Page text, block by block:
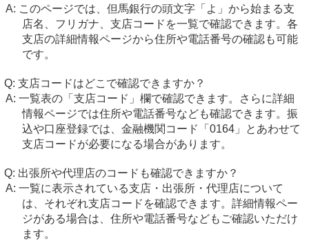
このページでは、但馬銀行の頭文字「よ」から始まる支
店名、フリガナ、支店コードを一覧で確認できます。各
支店の詳細情報ページから住所や電話番号の確認も可能
です。
支店コードはどこで確認できますか？
一覧表の「支店コード」欄で確認できます。さらに詳細
情報ページでは住所や電話番号なども確認できます。振
込や口座登録では、金融機関コード「0164」とあわせて
支店コードが必要になる場合があります。
出張所や代理店のコードも確認できますか？
一覧に表示されている支店・出張所・代理店について
は、それぞれ支店コードを確認できます。詳細情報ペー
ジがある場合は、住所や電話番号などもご確認いただけ
ます。